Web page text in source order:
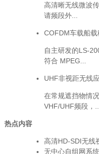
高清晰无线微波
请频段外...
COFDM车载船
自主研发的LS-
符合 MPEG...
UHF非视距无线
在常规遮挡物情
VHF/UHF频段，
热点内容
高清HD-SDI无线
无中心自组网系